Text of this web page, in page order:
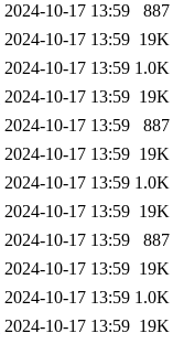
2024-10-17 13:59
887
2024-10-17 13:59 19K
2024-10-17 13:59 1.0K
2024-10-17 13:59 19K
2024-10-17 13:59
887
2024-10-17 13:59 19K
2024-10-17 13:59 1.0K
2024-10-17 13:59 19K
2024-10-17 13:59
887
2024-10-17 13:59 19K
2024-10-17 13:59 1.0K
2024-10-17 13:59 19K